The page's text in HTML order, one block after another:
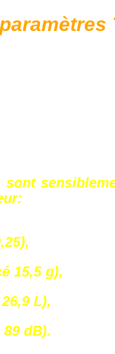
sont
15,5 g),
L),
dB).